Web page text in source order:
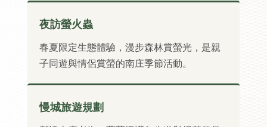
夜訪螢火蟲
春夏限定生態體驗，漫步森林賞螢光，是親
子同遊與情侶賞螢的南庄季節活動。
慢城旅遊規劃